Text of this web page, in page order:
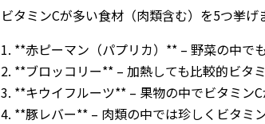
ビタミンCが多い食材（肉類含む）を5つ挙げ
1. **赤ピーマン（パプリカ）** – 野菜の中で
2. **ブロッコリー** – 加熱しても比較的ビタ
3. **キウイフルーツ** – 果物の中でビタミンC
4. **豚レバー** – 肉類の中では珍しくビタミ